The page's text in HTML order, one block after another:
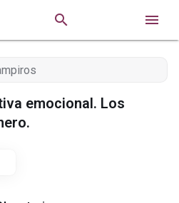
 
emocional. Los